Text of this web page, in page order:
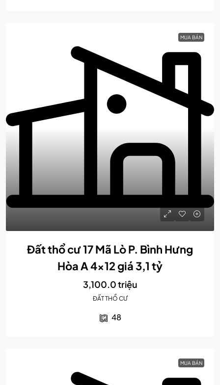
MUA BÁN
Đất thổ cư 17 Mã Lò P. Bình Hưng
Hòa A 4×12 giá 3,1 tỷ
3,100.0 triệu
ĐẤT THỔ CƯ
48
MUA BÁN